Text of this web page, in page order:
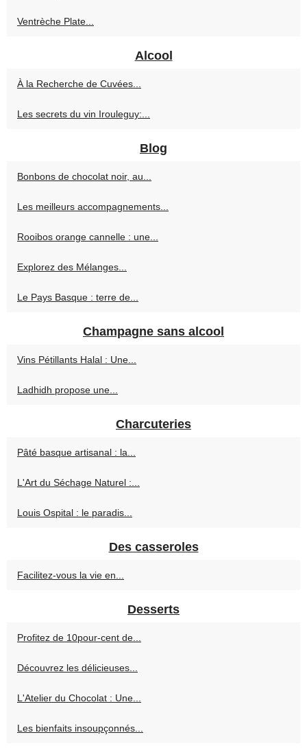
Ventrèche Plate...
Alcool
À la Recherche de Cuvées...
Les secrets du vin Irouleguy:...
Blog
Bonbons de chocolat noir, au...
Les meilleurs accompagnements...
Rooibos orange cannelle : une...
Explorez des Mélanges...
Le Pays Basque : terre de...
Champagne sans alcool
Vins Pétillants Halal : Une...
Ladhidh propose une...
Charcuteries
Pâté basque artisanal : la...
L'Art du Séchage Naturel :...
Louis Ospital : le paradis...
Des casseroles
Facilitez-vous la vie en...
Desserts
Profitez de 10pour-cent de...
Découvrez les délicieuses...
L'Atelier du Chocolat : Une...
Les bienfaits insoupçonnés...